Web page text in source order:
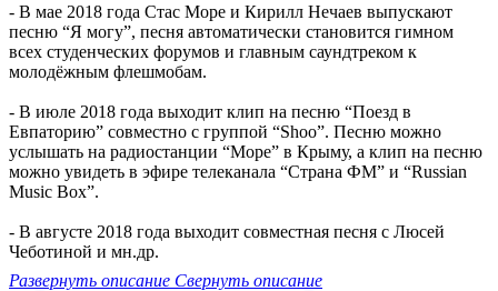
- В мае 2018 года Стас Море и Кирилл Нечаев выпускают
песню “Я могу”, песня автоматически становится гимном
всех студенческих форумов и главным саундтреком к
молодёжным флешмобам.
- В июле 2018 года выходит клип на песню “Поезд в
Евпаторию” совместно с группой “Shoo”. Песню можно
услышать на радиостанции “Море” в Крыму, а клип на песню
можно увидеть в эфире телеканала “Страна ФМ” и “Russian
Music Box”.
- В августе 2018 года выходит совместная песня с Люсей
Чеботиной и мн.др.
Развернуть описание Свернуть описание